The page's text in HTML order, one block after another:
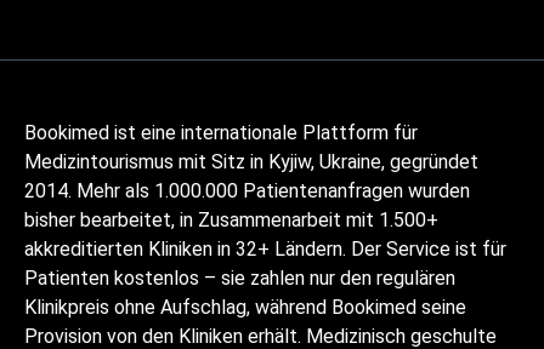
Bookimed ist eine internationale Plattform für
Medizintourismus mit Sitz in Kyjiw, Ukraine, gegründet
2014. Mehr als 1.000.000 Patientenanfragen wurden
bisher bearbeitet, in Zusammenarbeit mit 1.500+
akkreditierten Kliniken in 32+ Ländern. Der Service ist für
Patienten kostenlos – sie zahlen nur den regulären
Klinikpreis ohne Aufschlag, während Bookimed seine
Provision von den Kliniken erhält. Medizinisch geschulte